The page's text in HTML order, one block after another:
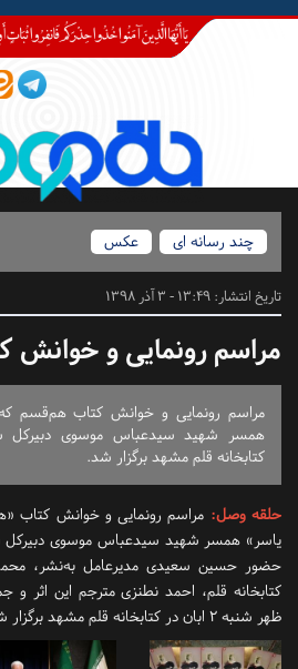
چند رسانه ای
عکس
تاریخ انتشار: 13:49 - 3 آذر 1398
مراسم رونمایی و
مراسم رونمایی و خوانش کتاب هم‌قسم که
همسر شهید سیدعباس موسوی دبیرکل
کتابخانه قلم مشهد برگزار شد.
حلقه وصل: مراسم رونمایی و خوانش کتاب
یاسر» همسر شهید سیدعباس موسوی دبیرکل
حضور حسین سعیدی مدیرعامل به‌نشر،
کتابخانه قلم، احمد نطنزی مترجم این اثر و
ظهر شنبه 2 ابان در کتابخانه قلم مشهد برگزار شد.